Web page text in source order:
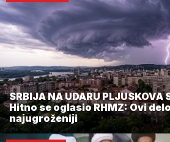
SRBIJA NA UDARU PLJUSKOVA
Hitno se oglasio RHMZ: Ovi
najugroženiji